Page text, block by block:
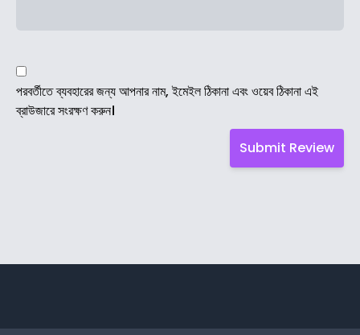
পরবর্তীতে ব্যবহারের জন্য আপনার নাম, ইমেইল ঠিকানা এবং ওয়েব ঠিকানা এই
ব্রাউজারে সংরক্ষণ করুন।